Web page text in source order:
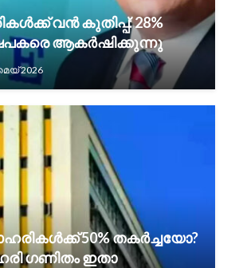
വൻ കുതിപ്പ്: 28%
ആകർഷിക്കുന്നു
2026
50% തകർച്ചയോ?
ഗണിതം ഇതാ